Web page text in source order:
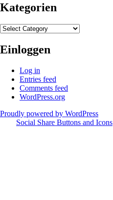
Kategorien
Kategorien
Einloggen
Log in
Entries feed
Comments feed
WordPress.org
Proudly powered by WordPress
Social Share Buttons and Icons